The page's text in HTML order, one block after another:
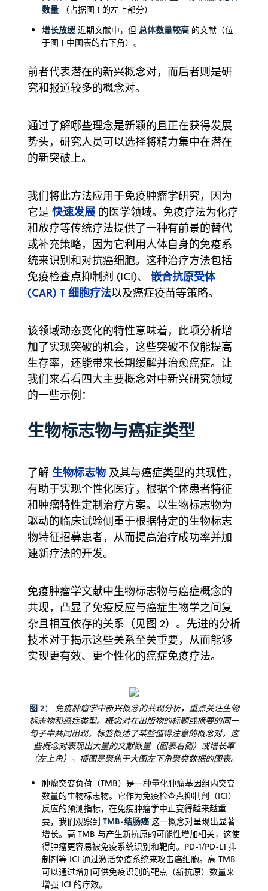
数量
（占据图 1 的左上部分）
增长放缓 近期文献中，但 总体数量较高 的文献（位
于图 1 中图表的右下角）。
前者代表潜在的新兴概念对，而后者则是研
究和报道较多的概念对。
通过了解哪些理念是新颖的且正在获得发展
势头，研究人员可以选择将精力集中在潜在
的新突破上。
我们将此方法应用于免疫肿瘤学研究，因为
它是 快速发展 的医学领域。免疫疗法为化疗
和放疗等传统疗法提供了一种有前景的替代
或补充策略，因为它利用人体自身的免疫系
统来识别和对抗癌细胞。这种治疗方法包括
免疫检查点抑制剂 (ICI)、 嵌合抗原受体
(CAR) T 细胞疗法以及癌症疫苗等策略。
该领域动态变化的特性意味着，此项分析增
加了实现突破的机会，这些突破不仅能提高
生存率，还能带来长期缓解并治愈癌症。让
我们来看看四大主要概念对中新兴研究领域
的一些示例：
生物标志物与癌症类型
了解 生物标志物 及其与癌症类型的共现性，
有助于实现个性化医疗，根据个体患者特征
和肿瘤特性定制治疗方案。以生物标志物为
驱动的临床试验侧重于根据特定的生物标志
物特征招募患者，从而提高治疗成功率并加
速新疗法的开发。
免疫肿瘤学文献中生物标志物与癌症概念的
共现，凸显了免疫反应与癌症生物学之间复
杂且相互依存的关系（见图 2）。先进的分析
技术对于揭示这些关系至关重要，从而能够
实现更有效、更个性化的癌症免疫疗法。
图 2：
免疫肿瘤学中新兴概念的共现分析，重点关注生物
标志物和癌症类型。概念对在出版物的标题或摘要的同一
句子中共同出现。标签概述了某些值得注意的概念对，这
些概念对表现出大量的文献数量（图表右侧）或增长率
（左上角）。插图是聚焦于大图左下角聚类数据的图表。
肿瘤突变负荷（TMB）是一种量化肿瘤基因组内突变
数量的生物标志物。它作为免疫检查点抑制剂（ICI）
反应的预测指标，在免疫肿瘤学中正变得越来越重
要，我们观察到 TMB-结肠癌 这一概念对呈现出显著
增长。高 TMB 与产生新抗原的可能性增加相关，这使
得肿瘤更容易被免疫系统识别和靶向。PD-1/PD-L1 抑
制剂等 ICI 通过激活免疫系统来攻击癌细胞。高 TMB
可以通过增加可供免疫识别的靶点（新抗原）数量来
增强 ICI 的疗效。